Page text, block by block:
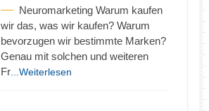
Neuromarketing Warum kaufen
wir das, was wir kaufen? Warum
bevorzugen wir bestimmte Marken?
Genau mit solchen und weiteren
Fr ...Weiterlesen